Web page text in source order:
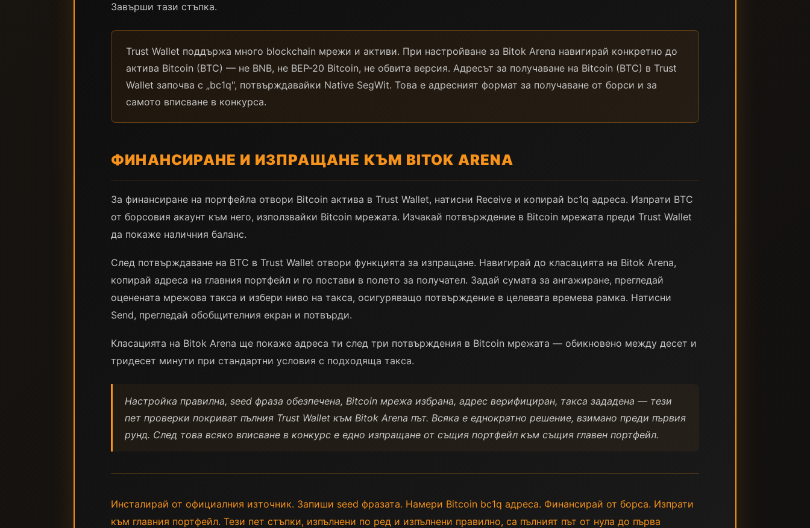
Завърши тази стъпка.
Trust Wallet поддържа много blockchain мрежи и активи. При настройване за Bitok Arena навигирай конкретно до
актива Bitcoin (BTC) — не BNB, не BEP-20 Bitcoin, не обвита версия. Адресът за получаване на Bitcoin (BTC) в Trust
Wallet започва с „bc1q", потвърждавайки Native SegWit. Това е адресният формат за получаване от борси и за
самото вписване в конкурса.
ФИНАНСИРАНЕ И ИЗПРАЩАНЕ КЪМ BITOK ARENA
За финансиране на портфейла отвори Bitcoin актива в Trust Wallet, натисни Receive и копирай bc1q адреса. Изпрати BTC
от борсовия акаунт към него, използвайки Bitcoin мрежата. Изчакай потвърждение в Bitcoin мрежата преди Trust Wallet
да покаже наличния баланс.
След потвърждаване на BTC в Trust Wallet отвори функцията за изпращане. Навигирай до класацията на Bitok Arena,
копирай адреса на главния портфейл и го постави в полето за получател. Задай сумата за ангажиране, прегледай
оценената мрежова такса и избери ниво на такса, осигуряващо потвърждение в целевата времева рамка. Натисни
Send, прегледай обобщителния екран и потвърди.
Класацията на Bitok Arena ще покаже адреса ти след три потвърждения в Bitcoin мрежата — обикновено между десет и
тридесет минути при стандартни условия с подходяща такса.
Настройка правилна, seed фраза обезпечена, Bitcoin мрежа избрана, адрес верифициран, такса зададена — тези
пет проверки покриват пълния Trust Wallet към Bitok Arena път. Всяка е еднократно решение, взимано преди първия
рунд. След това всяко вписване в конкурс е едно изпращане от същия портфейл към същия главен портфейл.
Инсталирай от официалния източник. Запиши seed фразата. Намери Bitcoin bc1q адреса. Финансирай от борса. Изпрати
към главния портфейл. Тези пет стъпки, изпълнени по ред и изпълнени правилно, са пълният път от нула до първа